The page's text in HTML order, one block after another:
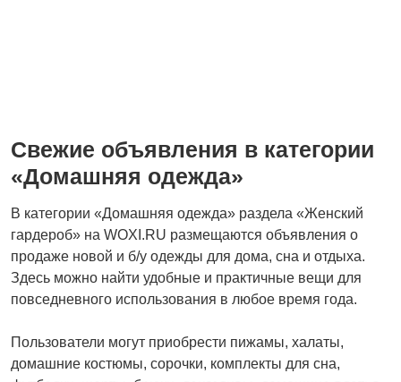
Футболки и топы1 Штаны и шорты
Другое5
Свежие объявления в категории
«Домашняя одежда»
В категории «Домашняя одежда» раздела «Женский
гардероб» на WOXI.RU размещаются объявления о
продаже новой и б/у одежды для дома, сна и отдыха.
Здесь можно найти удобные и практичные вещи для
повседневного использования в любое время года.
Пользователи могут приобрести пижамы, халаты,
домашние костюмы, сорочки, комплекты для сна,